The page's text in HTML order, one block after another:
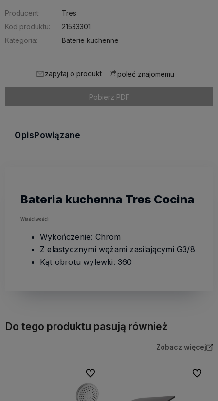
Producent:
Tres
Kod produktu:
21533301
Kategoria:
Baterie kuchenne
zapytaj o produkt poleć znajomemu
Pobierz PDF
Opis Powiązane
Bateria kuchenna Tres Cocina
Właściwości
Wykończenie: Chrom
Z elastycznymi wężami zasilającymi G3/8
Kąt obrotu wylewki: 360
Do tego produktu pasują również
Zobacz więcej
Do ulubionych Do